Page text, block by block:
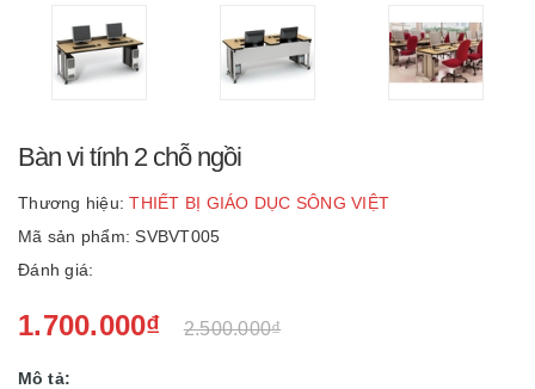
Bàn vi tính 2 chỗ ngồi
Thương hiệu: THIẾT BỊ GIÁO DỤC SÔNG VIỆT
Mã sản phẩm: SVBVT005
Đánh giá:
1.700.000₫ 2.500.000₫
Mô tả: